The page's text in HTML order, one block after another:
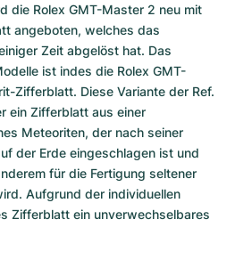
die Rolex GMT-Master 2 neu mit
angeboten, welches das
Zeit abgelöst hat. Das
ist indes die Rolex GMT-
Zifferblatt. Diese Variante der Ref.
ein Zifferblatt aus einer
Meteoriten, der nach seiner
der Erde eingeschlagen ist und
für die Fertigung seltener
Aufgrund der individuellen
Zifferblatt ein unverwechselbares